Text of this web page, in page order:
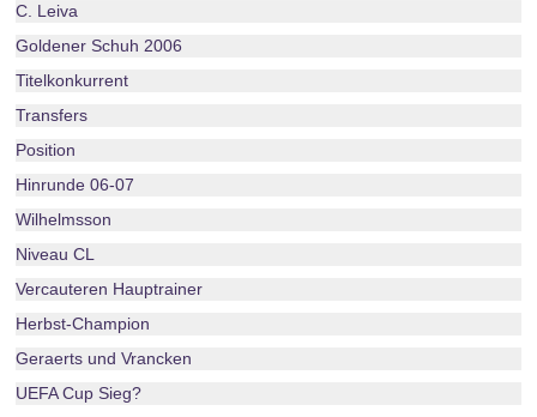
C. Leiva
Goldener Schuh 2006
Titelkonkurrent
Transfers
Position
Hinrunde 06-07
Wilhelmsson
Niveau CL
Vercauteren Hauptrainer
Herbst-Champion
Geraerts und Vrancken
UEFA Cup Sieg?